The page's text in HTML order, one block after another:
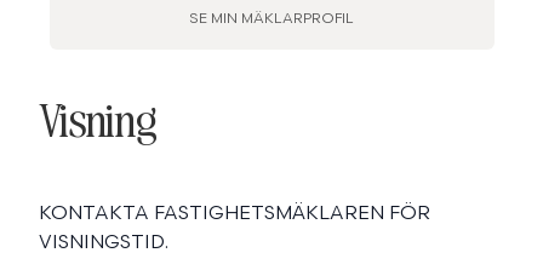
SE MIN MÄKLARPROFIL
Visning
KONTAKTA FASTIGHETSMÄKLAREN FÖR
VISNINGSTID.